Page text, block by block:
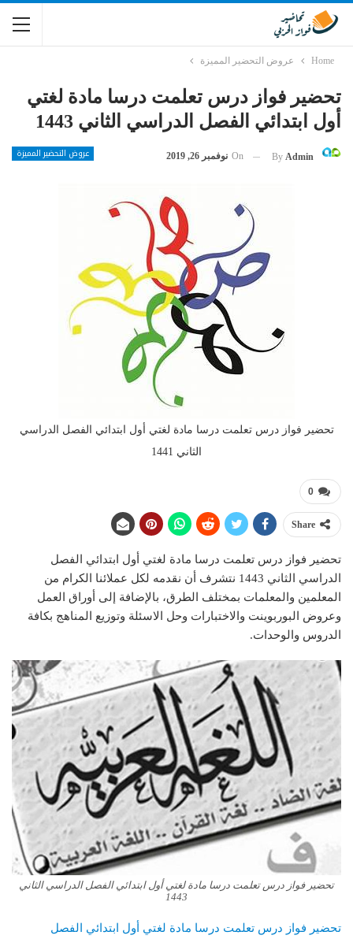
Home عروض التحضير المميزة
تحضير فواز درس تعلمت درسا مادة لغتي
أول ابتدائي الفصل الدراسي الثاني 1443
عروض التحضير المميزة By Admin
On نوفمبر 26, 2019
تحضير فواز درس تعلمت درسا مادة لغتي أول ابتدائي الفصل الدراسي
الثاني 1441
0
Share
تحضير فواز درس تعلمت درسا مادة لغتي أول ابتدائي الفصل
الدراسي الثاني 1443 نتشرف أن نقدمه لكل عملائنا الكرام من
المعلمين والمعلمات بمختلف الطرق، بالإضافة إلى أوراق العمل
وعروض البوربوينت والاختبارات وحل الاسئلة وتوزيع المناهج بكافة
الدروس والوحدات.
تحضير فواز درس تعلمت درسا مادة لغتي أول ابتدائي الفصل الدراسي الثاني
1443
تحضير فواز درس تعلمت درسا مادة لغتي أول ابتدائي الفصل